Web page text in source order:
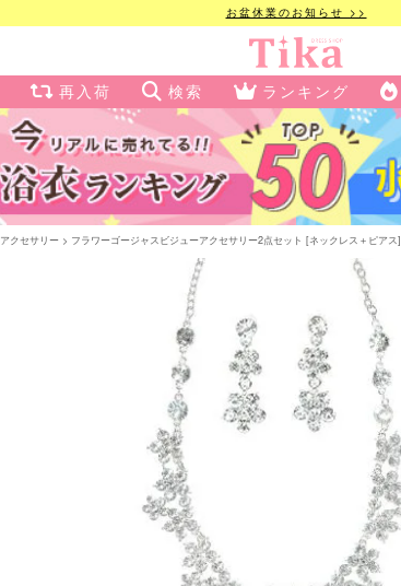
お盆休業のお知らせ >>
再入荷 検索 ランキング
アクセサリー フラワーゴージャスビジューアクセサリー2点セット [ネックレス＋ピアス]